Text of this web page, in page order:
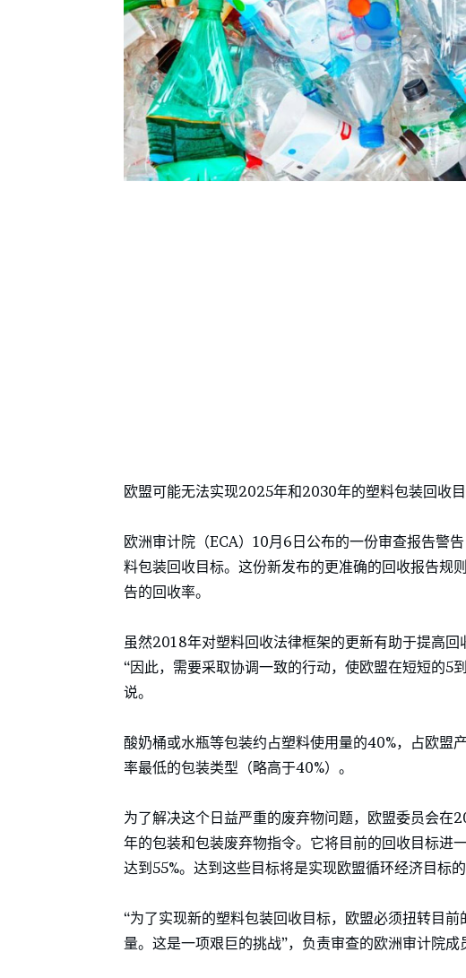
欧盟可能无法实现2025年和2030年的塑料包装回收目
欧洲审计院（ECA）10月6日公布的一份审查报告警
料包装回收目标。这份新发布的更准确的回收报告规
告的回收率。
虽然2018年对塑料回收法律框架的更新有助于提高回
“因此，需要采取协调一致的行动，使欧盟在短短的5
说。
酸奶桶或水瓶等包装约占塑料使用量的40%，占欧盟
率最低的包装类型（略高于40%）。
为了解决这个日益严重的废弃物问题，欧盟委员会
年的包装和包装废弃物指令。它将目前的回收目标
达到55%。达到这些目标将是实现欧盟循环经济目标的
“为了实现新的塑料包装回收目标，欧盟必须扭转目
量。这是一项艰巨的挑战”，负责审查的欧洲审计院成